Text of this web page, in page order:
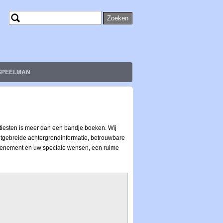
Zoeken
is meer dan een bandje boeken. Wij
achtergrondinformatie, betrouwbare
en uw speciale wensen, een ruime